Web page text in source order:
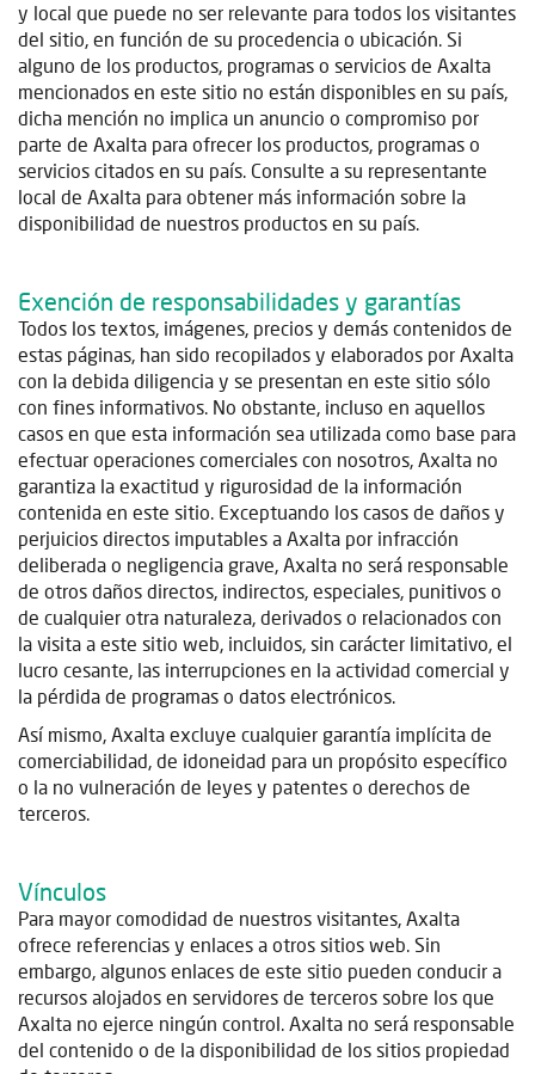
y local que puede no ser relevante para todos los visitantes
del sitio, en función de su procedencia o ubicación. Si
alguno de los productos, programas o servicios de Axalta
mencionados en este sitio no están disponibles en su país,
dicha mención no implica un anuncio o compromiso por
parte de Axalta para ofrecer los productos, programas o
servicios citados en su país. Consulte a su representante
local de Axalta para obtener más información sobre la
disponibilidad de nuestros productos en su país.
Exención de responsabilidades y garantías
Todos los textos, imágenes, precios y demás contenidos de
estas páginas, han sido recopilados y elaborados por Axalta
con la debida diligencia y se presentan en este sitio sólo
con fines informativos. No obstante, incluso en aquellos
casos en que esta información sea utilizada como base para
efectuar operaciones comerciales con nosotros, Axalta no
garantiza la exactitud y rigurosidad de la información
contenida en este sitio. Exceptuando los casos de daños y
perjuicios directos imputables a Axalta por infracción
deliberada o negligencia grave, Axalta no será responsable
de otros daños directos, indirectos, especiales, punitivos o
de cualquier otra naturaleza, derivados o relacionados con
la visita a este sitio web, incluidos, sin carácter limitativo, el
lucro cesante, las interrupciones en la actividad comercial y
la pérdida de programas o datos electrónicos.
Así mismo, Axalta excluye cualquier garantía implícita de
comerciabilidad, de idoneidad para un propósito específico
o la no vulneración de leyes y patentes o derechos de
terceros.
Vínculos
Para mayor comodidad de nuestros visitantes, Axalta
ofrece referencias y enlaces a otros sitios web. Sin
embargo, algunos enlaces de este sitio pueden conducir a
recursos alojados en servidores de terceros sobre los que
Axalta no ejerce ningún control. Axalta no será responsable
del contenido o de la disponibilidad de los sitios propiedad